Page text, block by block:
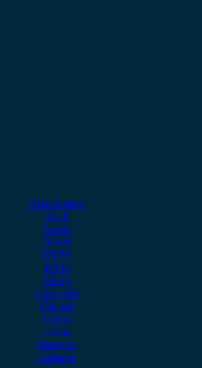
Alfa Romeo
Audi
Austin
Acura
BMW
BYD
Chery
Chevrolet
Citroen
Cupra
Dacia
Daewoo
Daihatsu